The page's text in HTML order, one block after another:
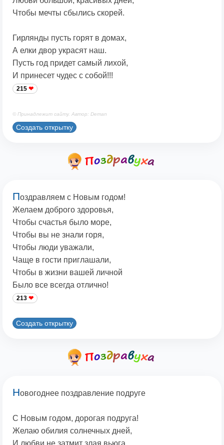
Чтобы мечты сбылись скорей.
Гирлянды пусть горят в домах,
А елки двор украсят наш.
Пусть год придет самый лихой,
И принесет чудес с собой!!!
215
© Принадлежит сайту. Автор: Deman
Создать открытку
Поздравляем с Новым годом!
Желаем доброго здоровья,
Чтобы счастья было море,
Чтобы вы не знали горя,
Чтобы люди уважали,
Чаще в гости приглашали,
Чтобы в жизни вашей личной
Было все всегда отлично!
213
Создать открытку
Новогоднее поздравление подруге
С Новым годом, дорогая подруга!
Желаю обилия солнечных дней,
И любви не затмит злая вьюга